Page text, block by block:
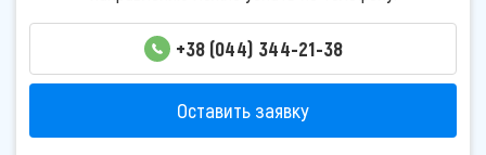
+38 (044) 344-21-38
Оставить заявку